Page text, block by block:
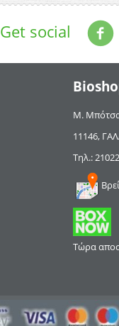
Get social
Μ.
11146,
Τηλ.:
Τώρα